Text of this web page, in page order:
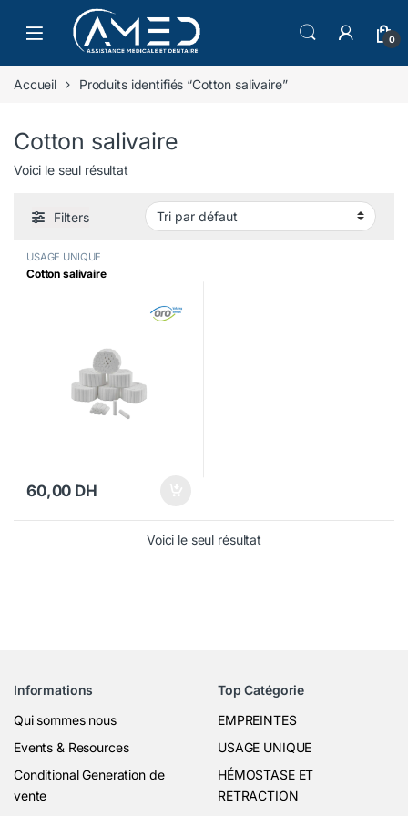
Skip to navigation
Skip to content
0
Accueil Produits identifiés “Cotton salivaire”
Cotton salivaire
Voici le seul résultat
Filters
USAGE UNIQUE
Cotton salivaire
60,00 DH
Voici le seul résultat
Informations
Qui sommes nous
Events & Resources
Conditional Generation de
vente
Top Catégorie
EMPREINTES
USAGE UNIQUE
HÉMOSTASE ET
RETRACTION